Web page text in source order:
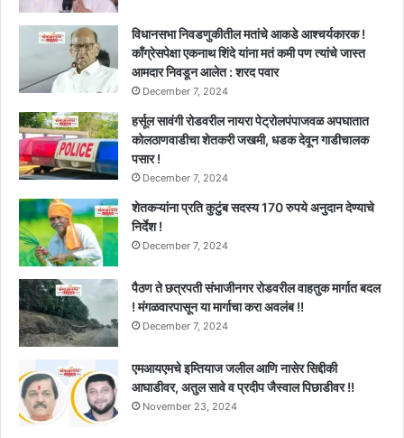
विधानसभा निवडणुकीतील मतांचे आकडे आश्चर्यकारक !
काँग्रेसपेक्षा एकनाथ शिंदे यांना मतं कमी पण त्यांचे जास्त
आमदार निवडून आलेत : शरद पवार
December 7, 2024
हर्सूल सावंगी रोडवरील नायरा पेट्रोलपंपाजवळ अपघातात
कोलठाणवाडीचा शेतकरी जखमी, धडक देवून गाडीचालक
पसार !
December 7, 2024
शेतकऱ्यांना प्रति कुटुंब सदस्य 170 रुपये अनुदान देण्याचे
निर्देश !
December 7, 2024
पैठण ते छत्रपती संभाजीनगर रोडवरील वाहतुक मार्गात बदल
! मंगळवारपासून या मार्गाचा करा अवलंब !!
December 7, 2024
एमआयएमचे इम्तियाज जलील आणि नासेर सिद्दीकी
आघाडीवर, अतुल सावे व प्रदीप जैस्वाल पिछाडीवर !!
November 23, 2024